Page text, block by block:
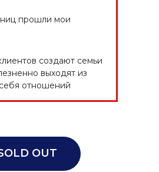
создают семьи
выходят из
отношений
прошли мои
OUT